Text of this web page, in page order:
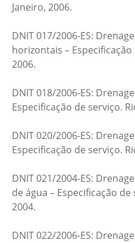
Janeiro, 2006.
DNIT 017/2006-ES:
horizontais –
2006.
DNIT 018/2006-ES:
Especificação de serviço.
DNIT 020/2006-ES:
Especificação de serviço.
DNIT 021/2004-ES:
de água – Especificação
2004.
DNIT 022/2006-ES: